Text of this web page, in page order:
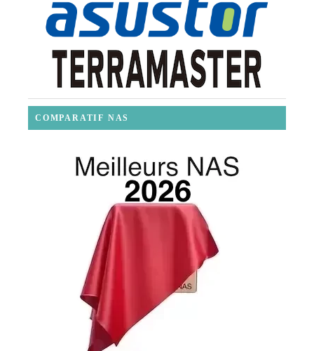
COMPARATIF NAS